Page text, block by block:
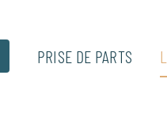
PRISE DE PARTS